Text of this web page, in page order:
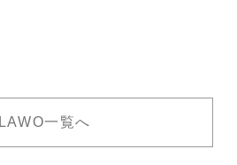
LAWO一覧へ